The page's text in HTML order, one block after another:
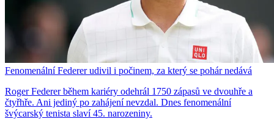
Fenomenální Federer udivil i počinem, za který se pohár nedává
Roger Federer během kariéry odehrál 1750 zápasů ve dvouhře a
čtyřhře. Ani jediný po zahájení nevzdal. Dnes fenomenální
švýcarský tenista slaví 45. narozeniny.